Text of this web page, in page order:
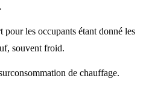
les occupants étant donné les
souvent froid.
de chauffage.